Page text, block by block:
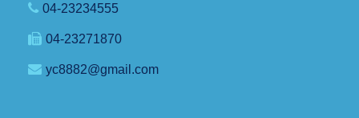
04-23234555
04-23271870
yc8882@gmail.com